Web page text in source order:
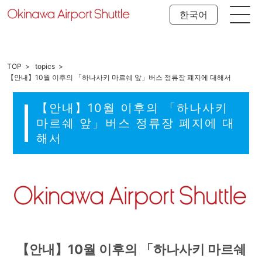
한국어
TOP
topics
【안내】10월 이후의 「하나사키 마르쉐 앞」버스 정류장 폐지에 대해서
【안내】10월 이후의 「하나사키
마르쉐 앞」버스 정류장 폐지에 대
해서
【안내】10월 이후의 「하나사키 마르쉐